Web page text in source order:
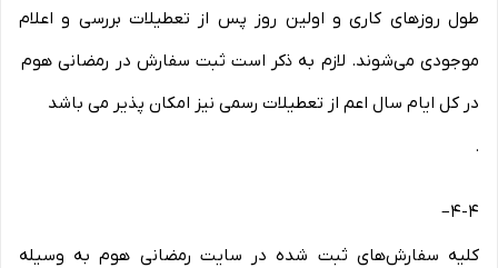
طول روزهای کاری و اولین روز پس از تعطیلات بررسی و اعلام
موجودی می‌‏شوند. لازم به ذکر است ثبت سفارش در رمضانی هوم
در کل ایام سال اعم از تعطیلات رسمی نیز امکان پذیر می باشد
.
4-۴–
کلیه سفارش‌‏های ثبت شده در سایت رمضانی هوم به وسیله